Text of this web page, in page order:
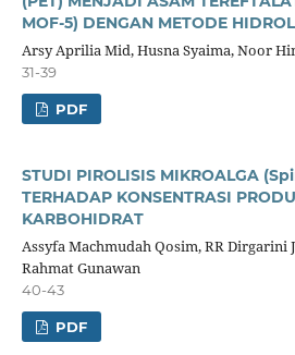
MOF-5) DENGAN METODE
Arsy Aprilia Mid, Husna Syaima, Noor
31-39
PDF
STUDI PIROLISIS MIKROALGA
TERHADAP KONSENTRASI
KARBOHIDRAT
Assyfa Machmudah Qosim, RR
Rahmat Gunawan
40-43
PDF